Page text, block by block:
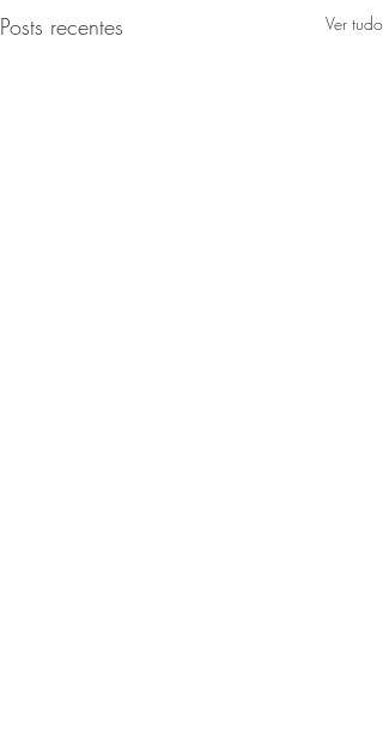
Posts recentes Ver tudo